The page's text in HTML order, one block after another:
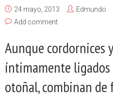
24 mayo, 2013 Edmundo
Add comment
Aunque cordornices
íntimamente
otoñal, combinan